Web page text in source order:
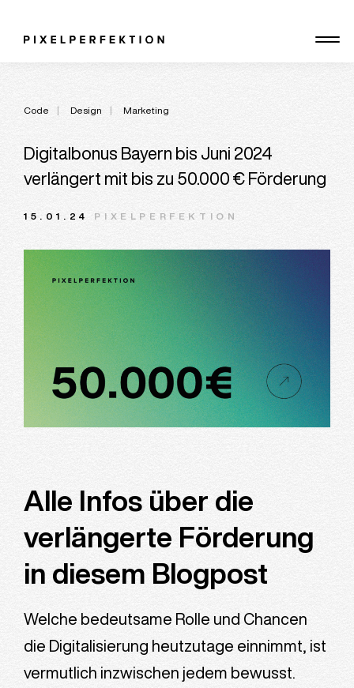
content
Code Design Marketing
Digitalbonus Bayern bis Juni 2024
verlängert mit bis zu 50.000 € Förderung
15.01.24 PIXELPERFEKTION
Alle Infos über die
verlängerte Förderung
in diesem Blogpost
Welche bedeutsame Rolle und Chancen
die Digitalisierung heutzutage einnimmt, ist
vermutlich inzwischen jedem bewusst.